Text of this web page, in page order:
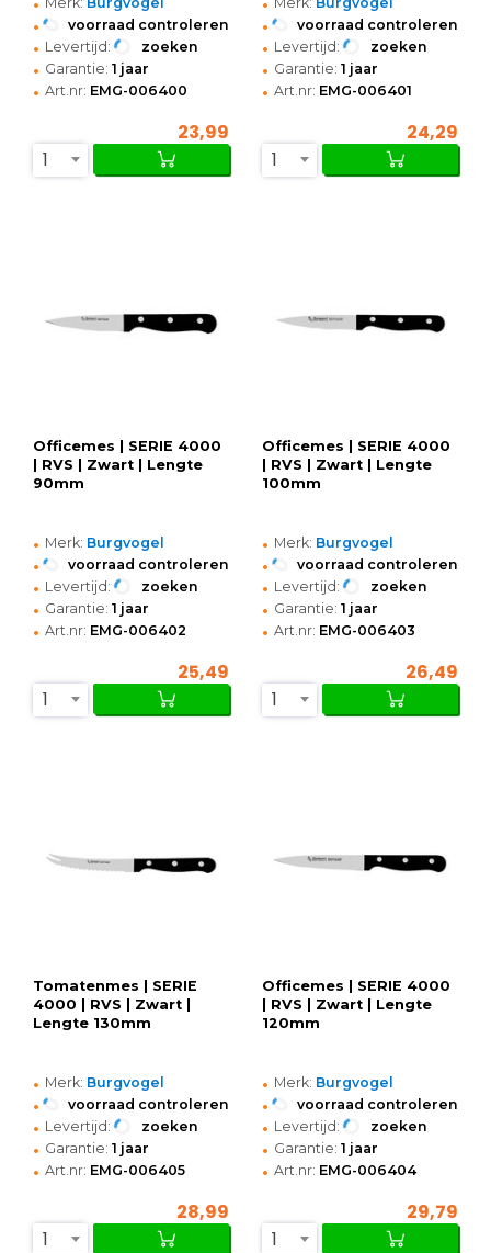
• voorraad controleren
• Levertijd: zoeken
• Garantie: 1 jaar
• Art.nr: EMG-006400
23,99
1
• voorraad controleren
• Levertijd: zoeken
• Garantie: 1 jaar
• Art.nr: EMG-006401
24,29
1
Officemes | SERIE 4000
| RVS | Zwart | Lengte
90mm
• Merk: Burgvogel
• voorraad controleren
• Levertijd: zoeken
• Garantie: 1 jaar
• Art.nr: EMG-006402
25,49
1
Officemes | SERIE 4000
| RVS | Zwart | Lengte
100mm
• Merk: Burgvogel
• voorraad controleren
• Levertijd: zoeken
• Garantie: 1 jaar
• Art.nr: EMG-006403
26,49
1
Tomatenmes | SERIE
4000 | RVS | Zwart |
Lengte 130mm
• Merk: Burgvogel
• voorraad controleren
• Levertijd: zoeken
• Garantie: 1 jaar
• Art.nr: EMG-006405
28,99
1
Officemes | SERIE 4000
| RVS | Zwart | Lengte
120mm
• Merk: Burgvogel
• voorraad controleren
• Levertijd: zoeken
• Garantie: 1 jaar
• Art.nr: EMG-006404
29,79
1